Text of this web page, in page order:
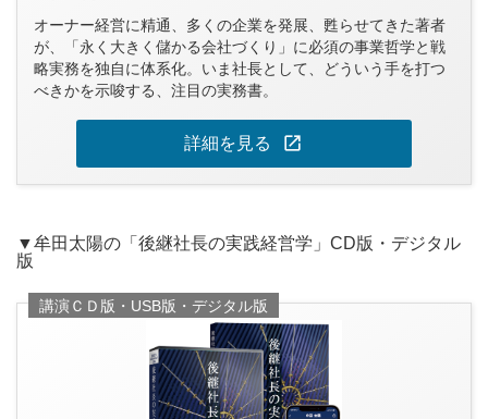
オーナー経営に精通、多くの企業を発展、甦らせてきた著者
が、「永く大きく儲かる会社づくり」に必須の事業哲学と戦
略実務を独自に体系化。いま社長として、どういう手を打つ
べきかを示唆する、注目の実務書。
詳細を見る open_in_new
▼牟田太陽の「後継社長の実践経営学」CD版・デジタル
版
講演ＣＤ版・USB版・デジタル版